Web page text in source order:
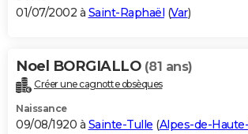
01/07/2002 à Saint-Raphaël (Var)
Noel BORGIALLO (81 ans)
Créer une cagnotte obsèques
Naissance
09/08/1920 à Sainte-Tulle (Alpes-de-